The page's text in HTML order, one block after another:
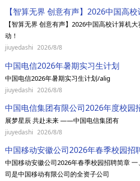
【智算无界 创意有声】2026中国高
【智算无界 创意有声】2026中国高校计算机
动！
jiuyedashi 2026/8/8
中国电信2026年暑期实习生计划
中国电信2026年暑期实习生计划/alig
jiuyedashi 2026/8/8
中国电信集团有限公司2026年度校园
展梦星辰 共赴未来 ——中国电信集团有
jiuyedashi 2026/8/8
中国移动安徽公司2026年春季校园招
中国移动安徽公司2026年春季校园招聘简章
司是中国移动有限公司的全资子公司